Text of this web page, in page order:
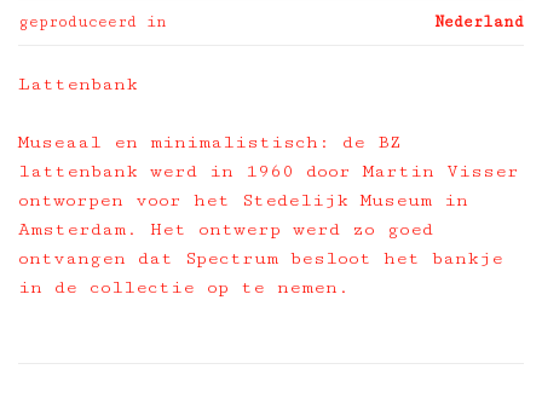
geproduceerd in Nederland
Lattenbank
Museaal en minimalistisch: de BZ
lattenbank werd in 1960 door Martin Visser
ontworpen voor het Stedelijk Museum in
Amsterdam. Het ontwerp werd zo goed
ontvangen dat Spectrum besloot het bankje
in de collectie op te nemen.